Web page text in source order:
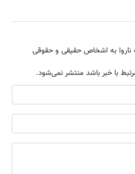
به اشخاص حقیقی و حقوقی
با خبر باشد منتشر نمی‌شود.